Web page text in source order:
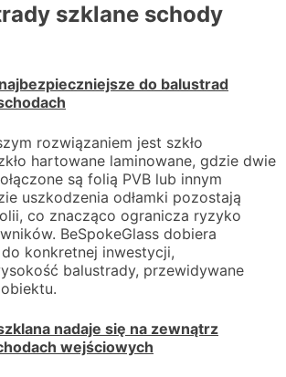
szklane schody
do balustrad
rozwiązaniem jest szkło
hartowane laminowane, gdzie dwie
są folią PVB lub innym
uszkodzenia odłamki pozostają
co znacząco ogranicza ryzyko
BeSpokeGlass dobiera
konkretnej inwestycji,
balustrady, przewidywane
nadaje się na zewnątrz
wejściowych